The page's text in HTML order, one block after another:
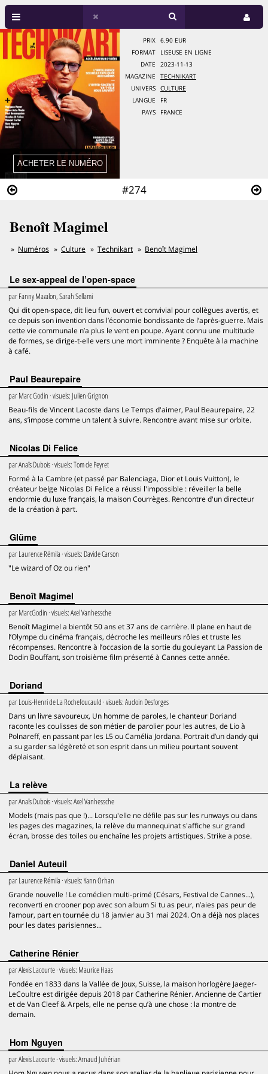
#274
PRIX
6.90 EUR
FORMAT
LISEUSE EN LIGNE
DATE
2023-11-13
MAGAZINE
TECHNIKART
UNIVERS
CULTURE
LANGUE
FR
PAYS
FRANCE
Benoît Magimel
Numéros Culture Technikart Benoît Magimel
Le sex-appeal de l’open-space
parFanny Mazalon, Sarah Sellami
Qui dit open-space, dit lieu fun, ouvert et convivial pour collègues avertis, et
ce depuis son invention dans l’économie bondissante de l’après-guerre. Mais
cette vie communale n’a plus le vent en poupe. Ayant connu une multitude
de formes, se dirige-t-elle vers une mort imminente ? Enquête à la machine
à café.
Paul Beaurepaire
parMarc Godin · visuels: Julien Grignon
Beau-fils de Vincent Lacoste dans Le Temps d'aimer, Paul Beaurepaire, 22
ans, s’impose comme un talent à suivre. Rencontre avant mise sur orbite.
Nicolas Di Felice
parAnaïs Dubois· visuels:Tom de Peyret
Formé à la Cambre (et passé par Balenciaga, Dior et Louis Vuitton), le
créateur belge Nicolas Di Felice a réussi l'impossible : réveiller la belle
endormie du luxe français, la maison Courrèges. Rencontre d'un directeur
de la création à part.
Glüme
parLaurence Rémila · visuels: Davide Carson
"Le wizard of Oz ou rien"
Benoît Magimel
parMarcGodin · visuels:Axel Vanhessche
Benoît Magimel a bientôt 50 ans et 37 ans de carrière. Il plane en haut de
l’Olympe du cinéma français, décroche les meilleurs rôles et truste les
récompenses. Rencontre à l’occasion de la sortie du gouleyant La Passion de
Dodin Bouffant, son troisième film présenté à Cannes cette année.
Doriand
parLouis-Henri de La Rochefoucauld · visuels:Audoin Desforges
Dans un livre savoureux, Un homme de paroles, le chanteur Doriand
raconte les coulisses de son métier de parolier pour les autres, de Lio à
Polnareff, en passant par les L5 ou Camélia Jordana. Portrait d’un dandy qui
a su garder sa légèreté et son esprit dans un milieu pourtant souvent
déplaisant.
La relève
parAnaïs Dubois· visuels:Axel Vanhessche
Models (mais pas que !)... Lorsqu'elle ne défile pas sur les runways ou dans
les pages des magazines, la relève du mannequinat s'affiche sur grand
écran, brosse des toiles ou enchaîne les projets artistiques. Strike a pose.
Daniel Auteuil
parLaurence Rémila · visuels:Yann Orhan
Grande nouvelle ! Le comédien multi-primé (Césars, Festival de Cannes...),
reconverti en crooner pop avec son album Si tu as peur, n’aies pas peur de
l’amour, part en tournée du 18 janvier au 31 mai 2024. On a déjà nos places
pour les dates parisiennes...
Catherine Rénier
parAlexis Lacourte· visuels: Maurice Haas
Fondée en 1833 dans la Vallée de Joux, Suisse, la maison horlogère Jaeger-
LeCoultre est dirigée depuis 2018 par Catherine Rénier. Ancienne de Cartier
et de Van Cleef & Arpels, elle ne pense qu’à une chose : la montre de
demain.
Hom Nguyen
parAlexis Lacourte· visuels:Arnaud Juhérian